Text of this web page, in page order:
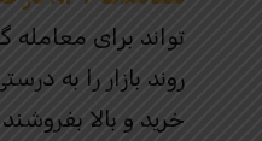
تواند برای معامله
روند بازار را به
خرید و بالا